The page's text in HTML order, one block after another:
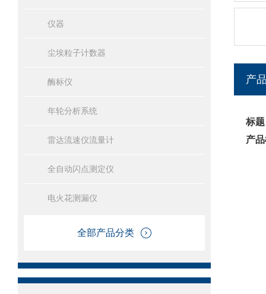
仪器
尘埃粒子计数器
酶标仪
年轮分析系统
雷达流速仪流量计
全自动闪点测定仪
电火花测漏仪
全部产品分类
产
标
产